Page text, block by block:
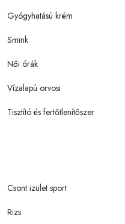
Gyógyhatású krém
Smink
Női órák
Vízalapú orvosi
Tisztító és fertőtlenítőszer
Csont izület sport
Rizs